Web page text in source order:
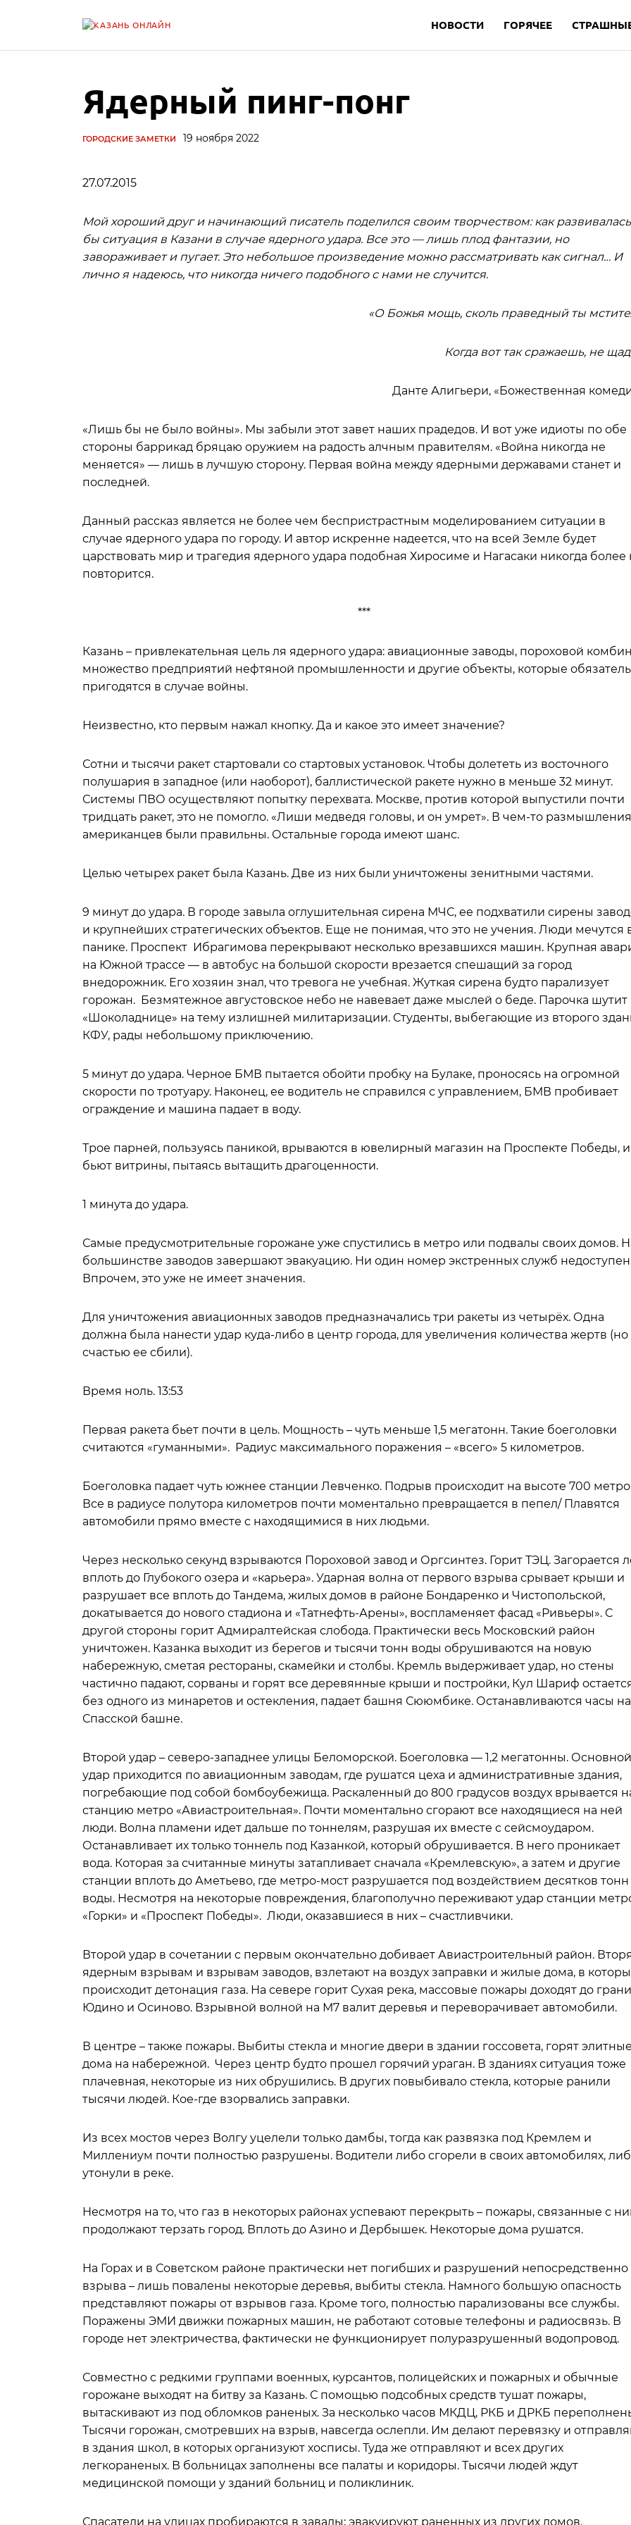
НОВОСТИ ГОРЯЧЕЕ
Ядерный пинг-понг
ГОРОДСКИЕ ЗАМЕТКИ 19 ноября 2022
27.07.2015
Мой хороший друг и начинающий писатель поделился своим творчеством: как развивалась
бы ситуация в Казани в случае ядерного удара. Все это — лишь плод фантазии, но
завораживает и пугает. Это небольшое произведение можно рассматривать как сигнал… И
лично я надеюсь, что никогда ничего подобного с нами не случится.
«О Божья мощь, сколь праведный ты
Когда вот так сражаешь, не
Данте Алигьери, «Божественная
«Лишь бы не было войны». Мы забыли этот завет наших прадедов. И вот уже идиоты по обе
стороны баррикад бряцаю оружием на радость алчным правителям. «Война никогда не
меняется» — лишь в лучшую сторону. Первая война между ядерными державами станет и
последней.
Данный рассказ является не более чем беспристрастным моделированием ситуации в
случае ядерного удара по городу. И автор искренне надеется, что на всей Земле будет
царствовать мир и трагедия ядерного удара подобная Хиросиме и Нагасаки никогда более
повторится.
***
Казань – привлекательная цель ля ядерного удара: авиационные заводы, пороховой
множество предприятий нефтяной промышленности и другие объекты, которые
пригодятся в случае войны.
Неизвестно, кто первым нажал кнопку. Да и какое это имеет значение?
Сотни и тысячи ракет стартовали со стартовых установок. Чтобы долететь из восточного
полушария в западное (или наоборот), баллистической ракете нужно в меньше 32 минут.
Системы ПВО осуществляют попытку перехвата. Москве, против которой выпустили почти
тридцать ракет, это не помогло. «Лиши медведя головы, и он умрет». В чем-то размышления
американцев были правильны. Остальные города имеют шанс.
Целью четырех ракет была Казань. Две из них были уничтожены зенитными частями.
9 минут до удара. В городе завыла оглушительная сирена МЧС, ее подхватили сирены
и крупнейших стратегических объектов. Еще не понимая, что это не учения. Люди мечутся
панике. Проспект Ибрагимова перекрывают несколько врезавшихся машин. Крупная
на Южной трассе — в автобус на большой скорости врезается спешащий за город
внедорожник. Его хозяин знал, что тревога не учебная. Жуткая сирена будто парализует
горожан. Безмятежное августовское небо не навевает даже мыслей о беде. Парочка шутит
«Шоколаднице» на тему излишней милитаризации. Студенты, выбегающие из второго
КФУ, рады небольшому приключению.
5 минут до удара. Черное БМВ пытается обойти пробку на Булаке, проносясь на огромной
скорости по тротуару. Наконец, ее водитель не справился с управлением, БМВ пробивает
ограждение и машина падает в воду.
Трое парней, пользуясь паникой, врываются в ювелирный магазин на Проспекте Победы, и
бьют витрины, пытаясь вытащить драгоценности.
1 минута до удара.
Самые предусмотрительные горожане уже спустились в метро или подвалы своих домов.
большинстве заводов завершают эвакуацию. Ни один номер экстренных служб
Впрочем, это уже не имеет значения.
Для уничтожения авиационных заводов предназначались три ракеты из четырёх. Одна
должна была нанести удар куда-либо в центр города, для увеличения количества жертв (но
счастью ее сбили).
Время ноль. 13:53
Первая ракета бьет почти в цель. Мощность – чуть меньше 1,5 мегатонн. Такие боеголовки
считаются «гуманными». Радиус максимального поражения – «всего» 5 километров.
Боеголовка падает чуть южнее станции Левченко. Подрыв происходит на высоте 700
Все в радиусе полутора километров почти моментально превращается в пепел/ Плавятся
автомобили прямо вместе с находящимися в них людьми.
Через несколько секунд взрываются Пороховой завод и Оргсинтез. Горит ТЭЦ. Загорается
вплоть до Глубокого озера и «карьера». Ударная волна от первого взрыва срывает крыши и
разрушает все вплоть до Тандема, жилых домов в районе Бондаренко и Чистопольской,
докатывается до нового стадиона и «Татнефть-Арены», воспламеняет фасад «Ривьеры». С
другой стороны горит Адмиралтейская слобода. Практически весь Московский район
уничтожен. Казанка выходит из берегов и тысячи тонн воды обрушиваются на новую
набережную, сметая рестораны, скамейки и столбы. Кремль выдерживает удар, но стены
частично падают, сорваны и горят все деревянные крыши и постройки, Кул Шариф
без одного из минаретов и остекления, падает башня Сююмбике. Останавливаются часы на
Спасской башне.
Второй удар – северо-западнее улицы Беломорской. Боеголовка — 1,2 мегатонны. Основной
удар приходится по авиационным заводам, где рушатся цеха и административные здания,
погребающие под собой бомбоубежища. Раскаленный до 800 градусов воздух врывается
станцию метро «Авиастроительная». Почти моментально сгорают все находящиеся на ней
люди. Волна пламени идет дальше по тоннелям, разрушая их вместе с сейсмоударом.
Останавливает их только тоннель под Казанкой, который обрушивается. В него проникает
вода. Которая за считанные минуты затапливает сначала «Кремлевскую», а затем и другие
станции вплоть до Аметьево, где метро-мост разрушается под воздействием десятков тонн
воды. Несмотря на некоторые повреждения, благополучно переживают удар станции
«Горки» и «Проспект Победы». Люди, оказавшиеся в них – счастливчики.
Второй удар в сочетании с первым окончательно добивает Авиастроительный район. Вторя
ядерным взрывам и взрывам заводов, взлетают на воздух заправки и жилые дома, в
происходит детонация газа. На севере горит Сухая река, массовые пожары доходят до
Юдино и Осиново. Взрывной волной на М7 валит деревья и переворачивает автомобили.
В центре – также пожары. Выбиты стекла и многие двери в здании госсовета, горят элитные
дома на набережной. Через центр будто прошел горячий ураган. В зданиях ситуация тоже
плачевная, некоторые из них обрушились. В других повыбивало стекла, которые ранили
тысячи людей. Кое-где взорвались заправки.
Из всех мостов через Волгу уцелели только дамбы, тогда как развязка под Кремлем и
Миллениум почти полностью разрушены. Водители либо сгорели в своих автомобилях,
утонули в реке.
Несмотря на то, что газ в некоторых районах успевают перекрыть – пожары, связанные с
продолжают терзать город. Вплоть до Азино и Дербышек. Некоторые дома рушатся.
На Горах и в Советском районе практически нет погибших и разрушений непосредственно
взрыва – лишь повалены некоторые деревья, выбиты стекла. Намного большую опасность
представляют пожары от взрывов газа. Кроме того, полностью парализованы все службы.
Поражены ЭМИ движки пожарных машин, не работают сотовые телефоны и радиосвязь. В
городе нет электричества, фактически не функционирует полуразрушенный водопровод.
Совместно с редкими группами военных, курсантов, полицейских и пожарных и обычные
горожане выходят на битву за Казань. С помощью подсобных средств тушат пожары,
вытаскивают из под обломков раненых. За несколько часов МКДЦ, РКБ и ДРКБ
Тысячи горожан, смотревших на взрыв, навсегда ослепли. Им делают перевязку и
в здания школ, в которых организуют хосписы. Туда же отправляют и всех других
легкораненых. В больницах заполнены все палаты и коридоры. Тысячи людей ждут
медицинской помощи у зданий больниц и поликлиник.
Спасатели на улицах пробираются в завалы; эвакуируют раненных из других домов.